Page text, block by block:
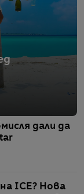
дали да
ICE? Нова